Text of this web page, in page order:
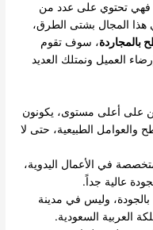
فهي تحتوي على عدد من
هذا المجال بشتى الطرق،
، سوف تقوم
العميل ونمتلك العديد
على أعلى مستوى، يكونون
والعوامل الطبيعية، حتى لا
في الأعمال اليدوية،
عالية جداً.
وليس في مدينة
العربية السعودية.